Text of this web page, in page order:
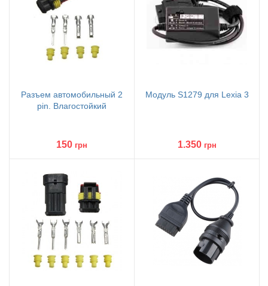
Разъем автомобильный 2
pin. Влагостойкий
150 грн
Модуль S1279 для Lexia 3
1.350 грн